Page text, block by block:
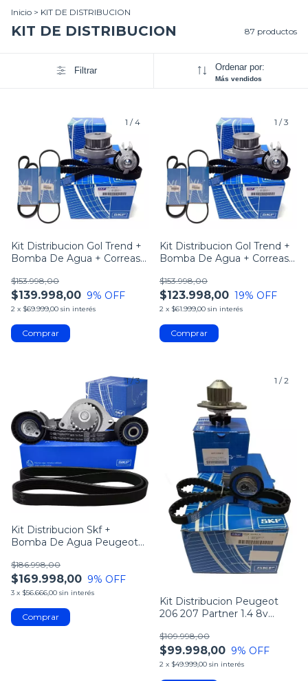
Inicio > KIT DE DISTRIBUCION
KIT DE DISTRIBUCION 87 productos
Filtrar Ordenar por:
Más vendidos
1 /4
Kit Distribucion Gol Trend +
Bomba De Agua + Correas
$139.998,00
$153.998,00
9% OFF
2 x $69.999,00 sin interés
1 /3
Kit Distribucion Gol Trend +
Bomba De Agua + Correas
$123.998,00
$153.998,00
19% OFF
2 x $61.999,00 sin interés
1/3
Kit Distribucion Skf +
Bomba De Agua Peugeot
$169.998,00
$186.998,00
9% OFF
3 x $56.666,00 sin interés
1 /2
Kit Distribucion Peugeot
206 207 Partner 1.4 8v
$99.998,00
$109.998,00
9% OFF
2 x $49.999,00 sin interés